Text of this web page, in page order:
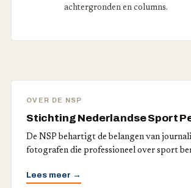
achtergronden en columns.
OVER DE NSP
Stichting Nederlandse Sport
De NSP behartigt de belangen van
fotografen die professioneel over sport
Lees meer →